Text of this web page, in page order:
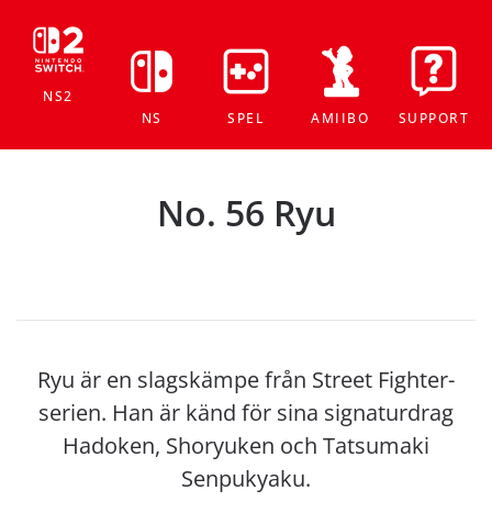
NS2
NS
SPEL AMIIBO SUPPORT
No. 56 Ryu
Ryu är en slagskämpe från Street Fighter-
serien. Han är känd för sina signaturdrag
Hadoken, Shoryuken och Tatsumaki
Senpukyaku.